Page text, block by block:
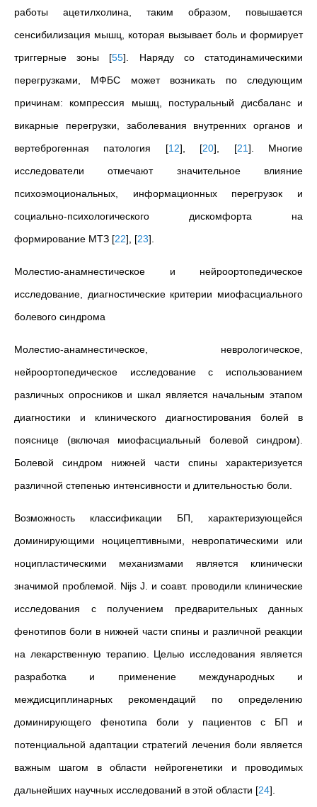
работы ацетилхолина, таким образом, повышается
сенсибилизация мышц, которая вызывает боль и формирует
триггерные зоны [55] . Наряду со статодинамическими
перегрузками, МФБС может возникать по следующим
причинам: компрессия мышц, постуральный дисбаланс и
викарные перегрузки, заболевания внутренних органов и
вертеброгенная патология [12] [20] [21] . Многие
исследователи отмечают значительное влияние
психоэмоциональных, информационных перегрузок и
социально-психологического дискомфорта на
формирование МТЗ [22] [23]
Молестио-анамнестическое и нейроортопедическое
исследование, диагностические критерии миофасциального
болевого синдрома
Молестио-анамнестическое, неврологическое,
нейроортопедическое исследование c использованием
различных опросников и шкал является начальным этапом
диагностики и клинического диагностирования болей в
пояснице (включая миофасциальный болевой синдром).
Болевой синдром нижней части спины характеризуется
различной степенью интенсивности и длительностью боли.
Возможность классификации БП, характеризующейся
доминирующими ноцицептивными, невропатическими или
ноципластическими механизмами является клинически
значимой проблемой. Nijs J. и соавт. проводили клинические
исследования с получением предварительных данных
фенотипов боли в нижней части спины и различной реакции
на лекарственную терапию. Целью исследования является
разработка и применение международных и
междисциплинарных рекомендаций по определению
доминирующего фенотипа боли у пациентов с БП и
потенциальной адаптации стратегий лечения боли является
важным шагом в области нейрогенетики и проводимых
дальнейших научных исследований в этой области [24]